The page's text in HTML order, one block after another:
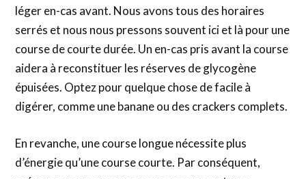
léger en-cas avant. Nous avons tous des horaires
serrés et nous nous pressons souvent ici et là pour une
course de courte durée. Un en-cas pris avant la course
aidera à reconstituer les réserves de glycogène
épuisées. Optez pour quelque chose de facile à
digérer, comme une banane ou des crackers complets.
En revanche, une course longue nécessite plus
d’énergie qu’une course courte. Par conséquent,